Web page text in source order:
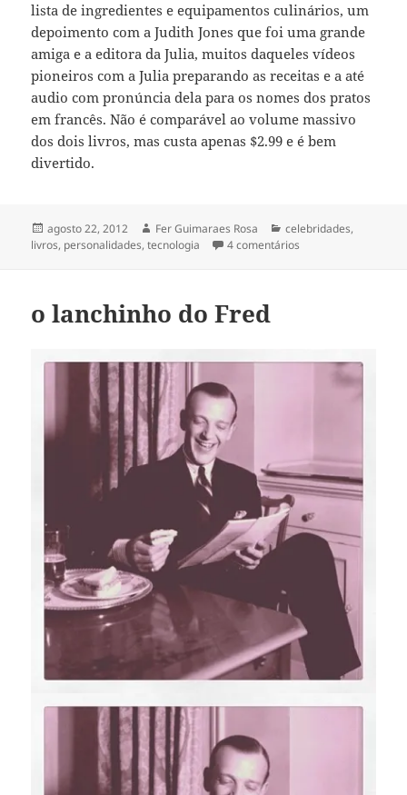
lista de ingredientes e equipamentos culinários, um
depoimento com a Judith Jones que foi uma grande
amiga e a editora da Julia, muitos daqueles vídeos
pioneiros com a Julia preparando as receitas e a até
audio com pronúncia dela para os nomes dos pratos
em francês. Não é comparável ao volume massivo
dos dois livros, mas custa apenas $2.99 e é bem
divertido.
Publicado
em
agosto 22, 2012 Autor
Fer Guimaraes Rosa Categorias
celebridades,
livros, personalidades,tecnologia 4 comentários
o lanchinho do Fred